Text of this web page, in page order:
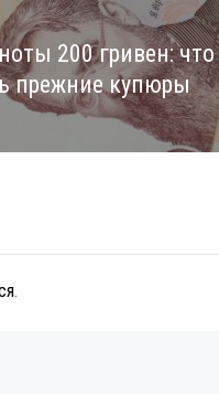
200 гривен: что
прежние купюры
.